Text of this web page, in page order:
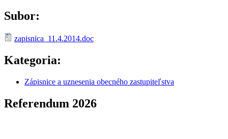
Subor:
zapisnica_11.4.2014.doc
Kategoria:
Zápisnice a uznesenia obecného zastupiteľstva
Referendum 2026